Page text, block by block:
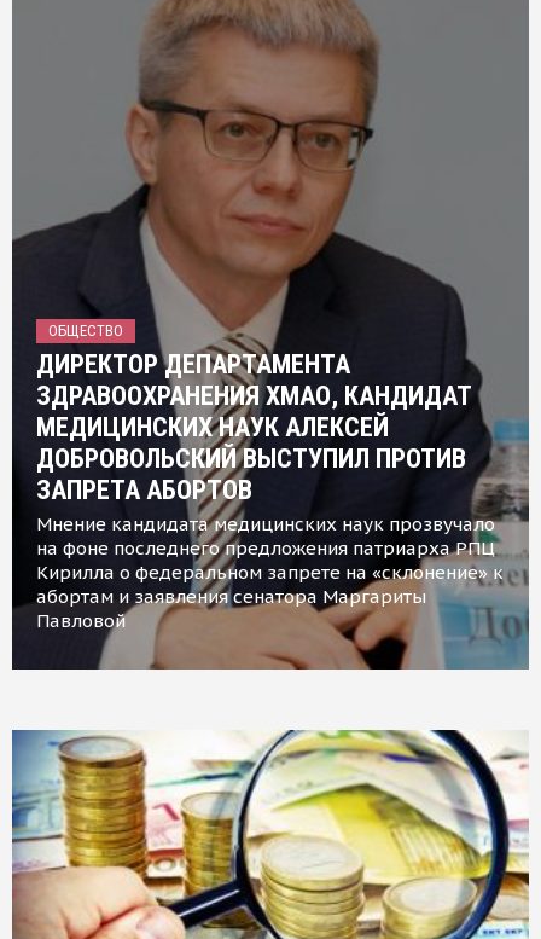
ОБЩЕСТВО
ДИРЕКТОР ДЕПАРТАМЕНТА
ЗДРАВООХРАНЕНИЯ ХМАО, КАНДИДАТ
МЕДИЦИНСКИХ НАУК АЛЕКСЕЙ
ДОБРОВОЛЬСКИЙ ВЫСТУПИЛ ПРОТИВ
ЗАПРЕТА АБОРТОВ
Мнение кандидата медицинских наук прозвучало
на фоне последнего предложения патриарха РПЦ
Кирилла о федеральном запрете на «склонение» к
абортам и заявления сенатора Маргариты
Павловой